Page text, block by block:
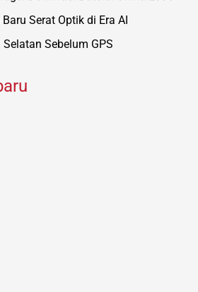
Serat Optik di Era AI
Sebelum GPS